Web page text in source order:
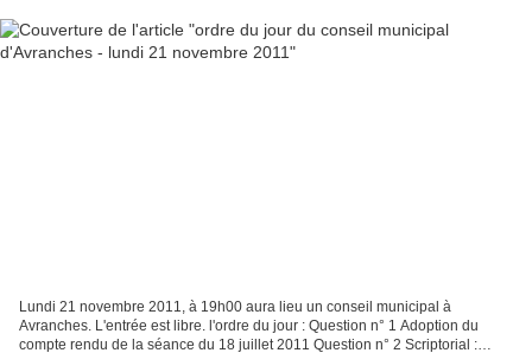
Lundi 21 novembre 2011, à 19h00 aura lieu un conseil municipal à
Avranches. L'entrée est libre. l'ordre du jour : Question n° 1 Adoption du
compte rendu de la séance du 18 juillet 2011 Question n° 2 Scriptorial :